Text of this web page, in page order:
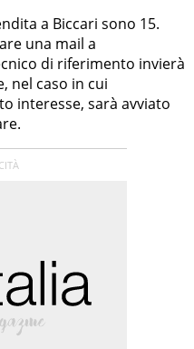
a Biccari sono 15.
una mail a
di riferimento invierà
nel caso in cui
interesse, sarà avviato